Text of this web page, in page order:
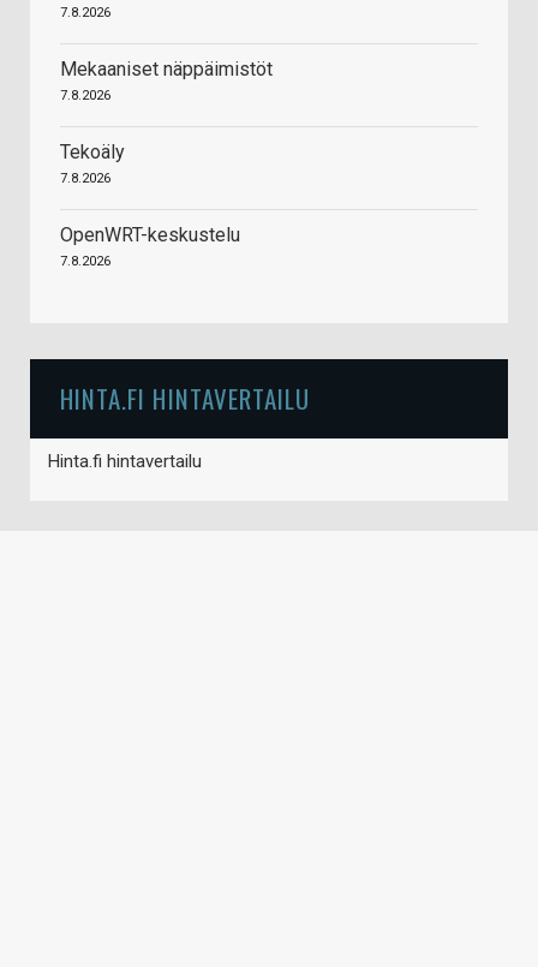
7.8.2026
Mekaaniset näppäimistöt
7.8.2026
Tekoäly
7.8.2026
OpenWRT-keskustelu
7.8.2026
HINTA.FI HINTAVERTAILU
Hinta.fi hintavertailu